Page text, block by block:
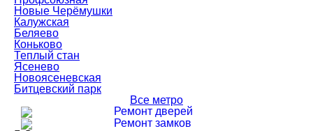
Новые Черёмушки
Калужская
Беляево
Коньково
Теплый стан
Ясенево
Новоясеневская
Битцевский парк
Все метро
Ремонт дверей
Ремонт замков